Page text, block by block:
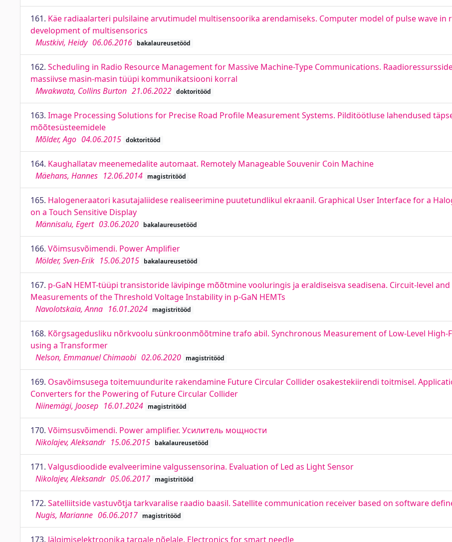
161. Käe radiaalarteri pulsilaine arvutimudel multisensoorika arendamiseks. Computer model of pulse wave in
development of multisensorics
Mustkivi, Heidy 06.06.2016 bakalaureusetööd
162. Scheduling in Radio Resource Management for Massive Machine-Type Communications.
massiivse masin-masin tüüpi kommunikatsiooni korral
Mwakwata, Collins Burton 21.06.2022 doktoritööd
163. Image Processing Solutions for Precise Road Profile Measurement Systems. Pilditöötluse lahendused
mõõtesüsteemidele
Mõlder, Ago 04.06.2015 doktoritööd
164. Kaughallatav meenemedalite automaat. Remotely Manageable Souvenir Coin Machine
Mäehans, Hannes 12.06.2014 magistritööd
165. Halogeneraatori kasutajaliidese realiseerimine puutetundlikul ekraanil. Graphical User Interface for a
on a Touch Sensitive Display
Männisalu, Egert 03.06.2020 bakalaureusetööd
166. Võimsusvõimendi. Power Amplifier
Mölder, Sven-Erik 15.06.2015 bakalaureusetööd
167. p-GaN HEMT-tüüpi transistoride lävipinge mõõtmine vooluringis ja eraldiseisva seadisena. Circuit-level and
Measurements of the Threshold Voltage Instability in p-GaN HEMTs
Navolotskaia, Anna 16.01.2024 magistritööd
168. Kõrgsagedusliku nõrkvoolu sünkroonmõõtmine trafo abil. Synchronous Measurement of Low-Level High-
using a Transformer
Nelson, Emmanuel Chimaobi 02.06.2020 magistritööd
169. Osavõimsusega toitemuundurite rakendamine Future Circular Collider osakestekiirendi toitmisel.
Converters for the Powering of Future Circular Collider
Niinemägi, Joosep 16.01.2024 magistritööd
170. Võimsusvõimendi. Power amplifier. Усилитель мощности
Nikolajev, Aleksandr 15.06.2015 bakalaureusetööd
171. Valgusdioodide evalveerimine valgussensorina. Evaluation of Led as Light Sensor
Nikolajev, Aleksandr 05.06.2017 magistritööd
172. Satelliitside vastuvõtja tarkvaralise raadio baasil. Satellite communication receiver based on software
Nugis, Marianne 06.06.2017 magistritööd
173. Jälgimiselektroonika targale nõelale. Electronics for smart needle